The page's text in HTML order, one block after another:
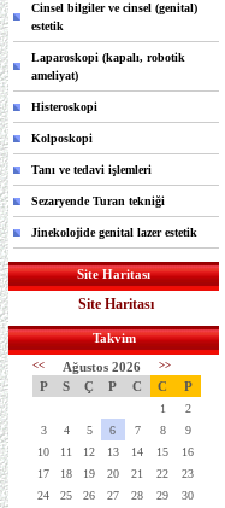
Cinsel bilgiler ve cinsel (genital)
estetik
Laparoskopi (kapalı, robotik
ameliyat)
Histeroskopi
Kolposkopi
Tanı ve tedavi işlemleri
Sezaryende Turan tekniği
Jinekolojide genital lazer estetik
Site Haritası
Site Haritası
Takvim
<< Ağustos 2026 >>
P S Ç P C C P
1
2
3
4 5 6 7 8
9
10
11 12 13 14 15
16
17
18 19 20 21 22
23
24
25 26 27 28 29
30